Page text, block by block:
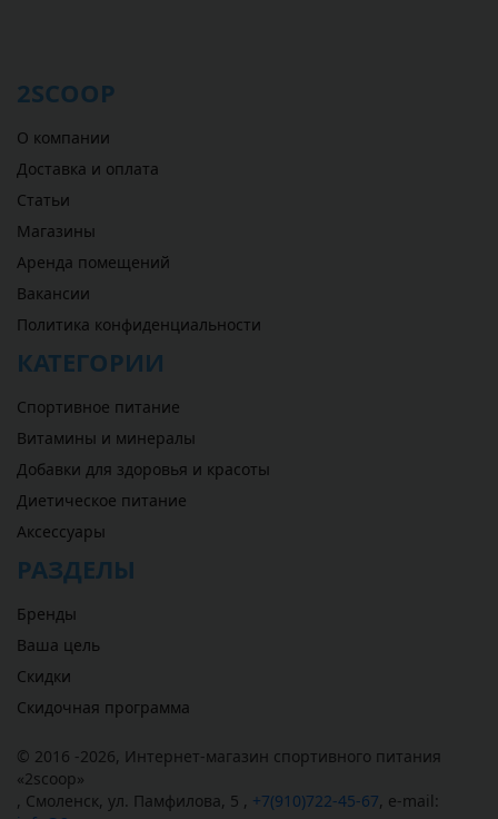
2SCOOP
О компании
Доставка и оплата
Статьи
Магазины
Аренда помещений
Вакансии
Политика конфиденциальности
КАТЕГОРИИ
Спортивное питание
Витамины и минералы
Добавки для здоровья и красоты
Диетическое питание
Аксессуары
РАЗДЕЛЫ
Бренды
Ваша цель
Скидки
Скидочная программа
© 2016 -2026, Интернет-магазин спортивного питания
«2scoop»
, Смоленск, ул. Памфилова, 5 , +7(910)722-45-67, e-mail: